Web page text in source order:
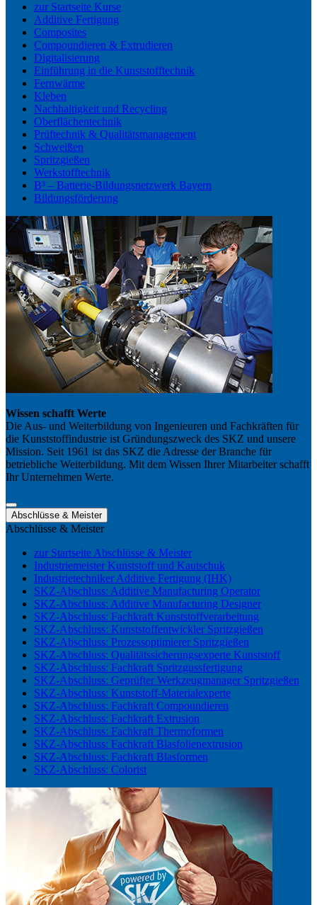
zur Startseite Kurse
Additive Fertigung
Composites
Compoundieren & Extrudieren
Digitalisierung
Einführung in die Kunststofftechnik
Fernwärme
Kleben
Nachhaltigkeit und Recycling
Oberflächentechnik
Prüftechnik & Qualitätsmanagement
Schweißen
Spritzgießen
Werkstofftechnik
B³ – Batterie-Bildungsnetzwerk Bayern
Bildungsförderung
Wissen schafft Werte
Die Aus- und Weiterbildung von Ingenieuren und Fachkräften für
die Kunststoffindustrie ist Gründungszweck des SKZ und unsere
Mission. Seit 1961 ist das SKZ die Adresse der Branche für
betriebliche Weiterbildung. Mit dem Wissen Ihrer Mitarbeiter schafft
Ihr Unternehmen Werte.
Abschlüsse & Meister
Abschlüsse & Meister
zur Startseite Abschlüsse & Meister
Industriemeister Kunststoff und Kautschuk
Industrietechniker Additive Fertigung (IHK)
SKZ-Abschluss: Additive Manufacturing Operator
SKZ-Abschluss: Additive Manufacturing Designer
SKZ-Abschluss: Fachkraft Kunststoffverarbeitung
SKZ-Abschluss: Kunststoffentwickler Spritzgießen
SKZ-Abschluss: Prozessoptimierer Spritzgießen
SKZ-Abschluss: Qualitätssicherungsexperte Kunststoff
SKZ-Abschluss: Fachkraft Spritzgussfertigung
SKZ-Abschluss: Geprüfter Werkzeugmanager Spritzgießen
SKZ-Abschluss: Kunststoff-Materialexperte
SKZ-Abschluss: Fachkraft Compoundieren
SKZ-Abschluss: Fachkraft Extrusion
SKZ-Abschluss: Fachkraft Thermoformen
SKZ-Abschluss: Fachkraft Blasfolienextrusion
SKZ-Abschluss: Fachkraft Blasformen
SKZ-Abschluss: Colorist